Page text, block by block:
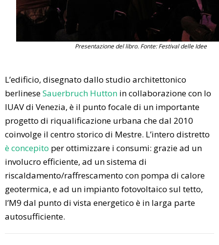
Presentazione del libro. Fonte: Festival delle Idee
L’edificio, disegnato dallo studio architettonico
berlineseSauerbruch Hutton in collaborazione con lo
IUAV di Venezia, è il punto focale di un importante
progetto di riqualificazione urbana che dal 2010
coinvolge il centro storico di Mestre. L’intero distretto
è concepito per ottimizzare i consumi: grazie ad un
involucro efficiente, ad un sistema di
riscaldamento/raffrescamento con pompa di calore
geotermica, e ad un impianto fotovoltaico sul tetto,
l’M9 dal punto di vista energetico è in larga parte
autosufficiente.